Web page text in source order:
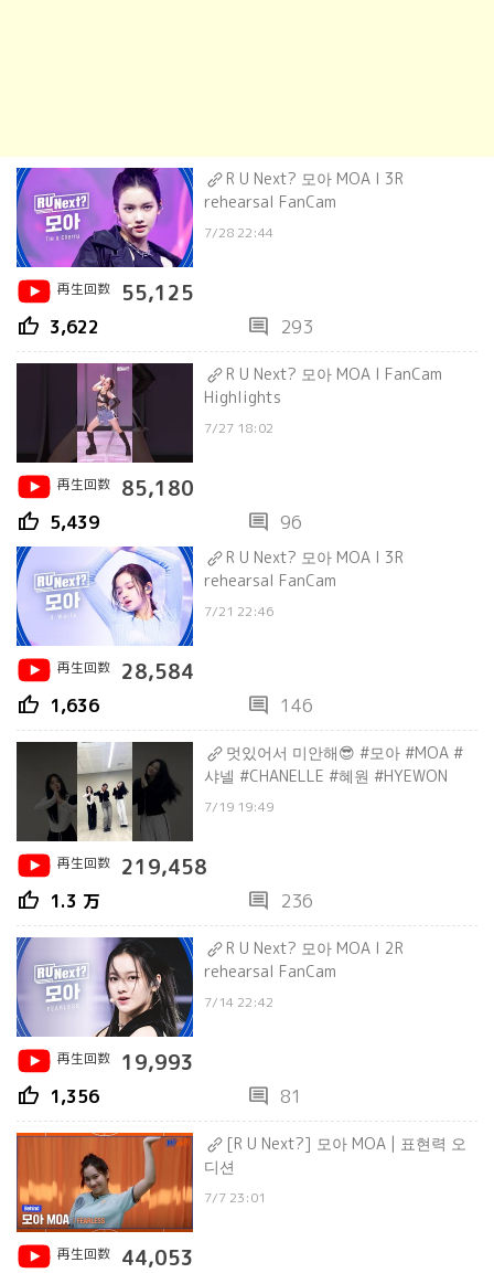
R U Next? 모아 MOA l 3R
rehearsal FanCam
7/28 22:44
再生回数 55,125
thumb_up 3,622 comment 293
R U Next? 모아 MOA l FanCam
Highlights
7/27 18:02
再生回数 85,180
thumb_up 5,439 comment 96
R U Next? 모아 MOA l 3R
rehearsal FanCam
7/21 22:46
再生回数 28,584
thumb_up 1,636 comment 146
멋있어서 미안해😎 #모아 #MOA #
샤넬 #CHANELLE #혜원 #HYEWON
7/19 19:49
再生回数 219,458
thumb_up 1.3 万 comment 236
R U Next? 모아 MOA l 2R
rehearsal FanCam
7/14 22:42
再生回数 19,993
thumb_up 1,356 comment 81
[R U Next?] 모아 MOA | 표현력 오
디션
7/7 23:01
再生回数 44,053